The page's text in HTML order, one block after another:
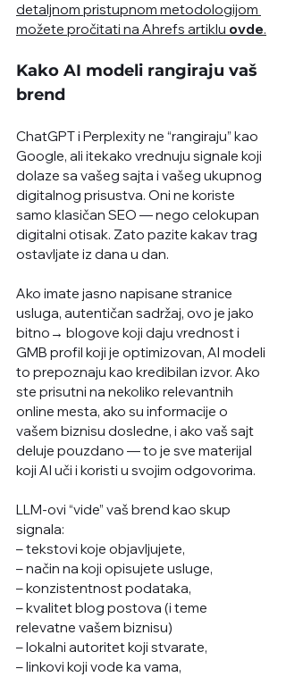
detaljnom pristupnom metodologijom
možete pročitati na Ahrefs artiklu ovde.
Kako AI modeli rangiraju vaš
brend
ChatGPT i Perplexity ne “rangiraju” kao
Google, ali itekako vrednuju signale koji
dolaze sa vašeg sajta i vašeg ukupnog
digitalnog prisustva. Oni ne koriste
samo klasičan SEO — nego celokupan
digitalni otisak. Zato pazite kakav trag
ostavljate iz dana u dan.
Ako imate jasno napisane stranice
usluga, autentičan sadržaj, ovo je jako
bitno→ blogove koji daju vrednost i
GMB profil koji je optimizovan, AI modeli
to prepoznaju kao kredibilan izvor. Ako
ste prisutni na nekoliko relevantnih
online mesta, ako su informacije o
vašem biznisu dosledne, i ako vaš sajt
deluje pouzdano — to je sve materijal
koji AI uči i koristi u svojim odgovorima.
LLM-ovi “vide” vaš brend kao skup
signala:
– tekstovi koje objavljujete,
– način na koji opisujete usluge,
– konzistentnost podataka,
– kvalitet blog postova (i teme
relevatne vašem biznisu)
– lokalni autoritet koji stvarate,
– linkovi koji vode ka vama,